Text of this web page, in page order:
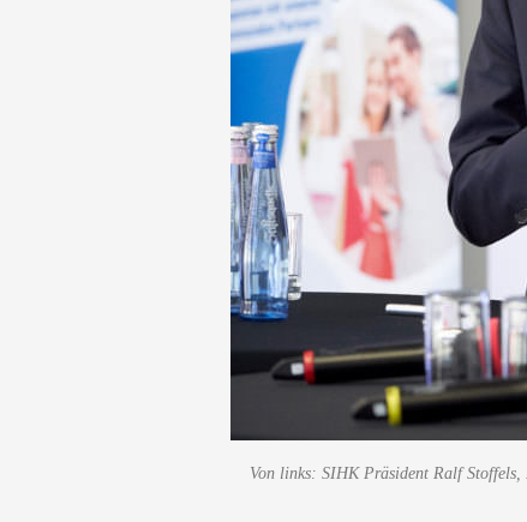
Von links: SIHK Präsident Ralf